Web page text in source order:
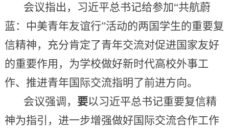
会议指出，习近平总书记给参加“共航蔚
蓝：中美青年友谊行”活动的两国学生的重要复
信精神，充分肯定了青年交流对促进国家友好
的重要作用，为学校做好新时代高校外事工
作、推进青年国际交流指明了前进方向。
会议强调， 要以习近平总书记重要复信精
神为指引，进一步增强做好国际交流合作工作